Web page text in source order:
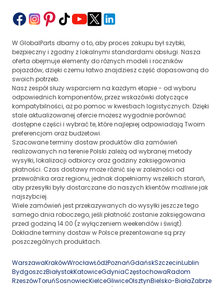
W GlobalParts dbamy o to, aby proces zakupu był szybki,
bezpieczny i zgodny z lokalnymi standardami obsługi. Nasza
oferta obejmuje elementy do różnych modeli i roczników
pojazdów, dzięki czemu łatwo znajdziesz część dopasowaną do
swoich potrzeb.
Nasz zespół służy wsparciem na każdym etapie - od wyboru
odpowiednich komponentów, przez wskazówki dotyczące
kompatybilności, aż po pomoc w kwestiach logistycznych. Dzięki
stale aktualizowanej ofercie możesz wygodnie porównać
dostępne części i wybrać te, które najlepiej odpowiadają Twoim
preferencjom oraz budżetowi.
Szacowane terminy dostaw produktów dla zamówień
realizowanych na terenie Polski zależą od wybranej metody
wysyłki, lokalizacji odbiorcy oraz godziny zaksięgowania
płatności. Czas dostawy może różnić się w zależności od
przewoźnika oraz regionu, jednak dopełniamy wszelkich starań,
aby przesyłki były dostarczane do naszych klientów możliwie jak
najszybciej.
Wiele zamówień jest przekazywanych do wysyłki jeszcze tego
samego dnia roboczego, jeśli płatność zostanie zaksięgowana
przed godziną 14:00 (z wyłączeniem weekendów i świąt).
Dokładne terminy dostaw w Polsce prezentowane są przy
poszczególnych produktach.
WarszawaKrakówWrocławŁódźPoznańGdańskSzczecinLublin
BydgoszczBiałystokKatowiceGdyniaCzęstochowaRadom
RzeszówToruńSosnowiecKielceGliwiceOlsztynBielsko-BiałaZabrze